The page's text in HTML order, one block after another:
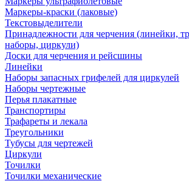
Маркеры-краски (лаковые)
Текстовыделители
Принадлежности для черчения (линейки,
наборы, циркули)
Доски для черчения и рейсшины
Линейки
Наборы запасных грифелей для циркулей
Наборы чертежные
Перья плакатные
Транспортиры
Трафареты и лекала
Треугольники
Тубусы для чертежей
Циркули
Точилки
Точилки механические